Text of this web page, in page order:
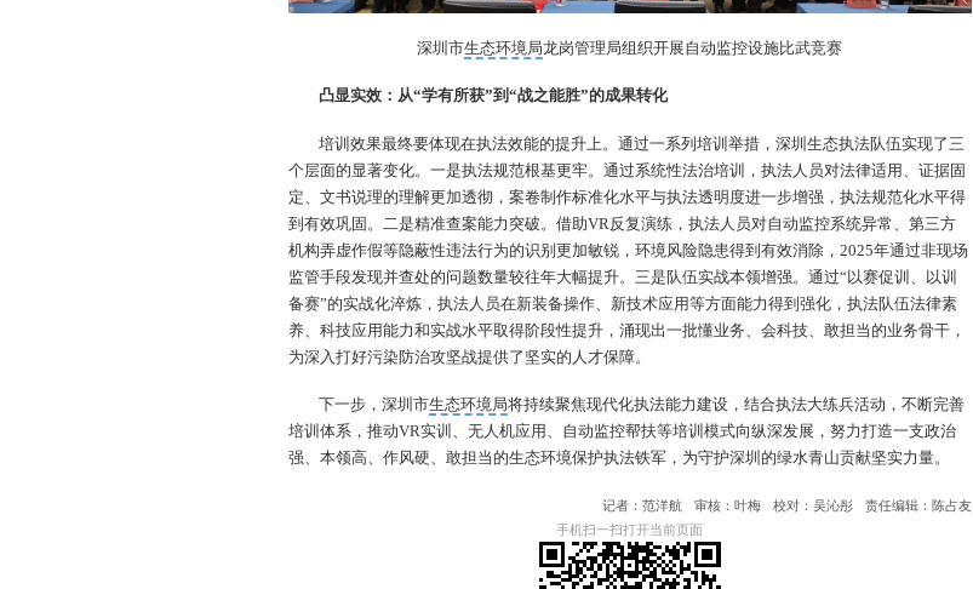
深圳市生态环境局龙岗管理局组织开展自动监控设施比武竞赛
凸显实效：从“学有所获”到“战之能胜”的成果转化
培训效果最终要体现在执法效能的提升上。通过一系列培训举措，深圳生态执法队伍实现了三
个层面的显著变化。一是执法规范根基更牢。通过系统性法治培训，执法人员对法律适用、证据固
定、文书说理的理解更加透彻，案卷制作标准化水平与执法透明度进一步增强，执法规范化水平得
到有效巩固。二是精准查案能力突破。借助VR反复演练，执法人员对自动监控系统异常、第三方
机构弄虚作假等隐蔽性违法行为的识别更加敏锐，环境风险隐患得到有效消除，2025年通过非现场
监管手段发现并查处的问题数量较往年大幅提升。三是队伍实战本领增强。通过“以赛促训、以训
备赛”的实战化淬炼，执法人员在新装备操作、新技术应用等方面能力得到强化，执法队伍法律素
养、科技应用能力和实战水平取得阶段性提升，涌现出一批懂业务、会科技、敢担当的业务骨干，
为深入打好污染防治攻坚战提供了坚实的人才保障。
下一步，深圳市生态环境局将持续聚焦现代化执法能力建设，结合执法大练兵活动，不断完善
培训体系，推动VR实训、无人机应用、自动监控帮扶等培训模式向纵深发展，努力打造一支政治
强、本领高、作风硬、敢担当的生态环境保护执法铁军，为守护深圳的绿水青山贡献坚实力量。
记者：范洋航 审核：叶梅 校对：吴沁彤
责任编辑：陈占友
手机扫一扫打开当前页面